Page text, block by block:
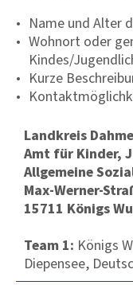
Name und Alter
Wohnort oder
Kindes/
Kurze
Landkreis
Amt für Kinder,
Allgemeine
Max-Werner-
15711 Königs
Team 1: Königs
Diepensee,